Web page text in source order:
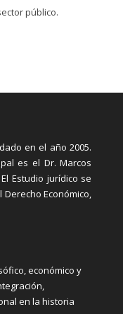
público.
en el año 2005.
es el Dr. Marcos
Estudio jurídico se
Económico,
económico y
en la historia